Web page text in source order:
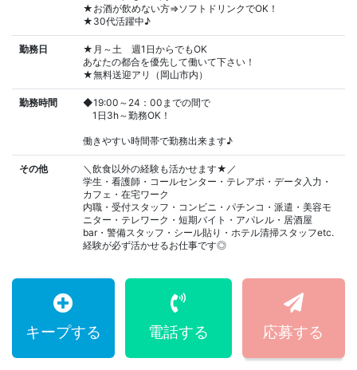
★お酒が飲めない方⇒ソフトドリンクでOK！
★30代活躍中♪
勤務日
★月～土 週1日からでもOK
あなたの都合を優先して働いて下さい！
★無料送迎アリ（岡山市内）
勤務時間
◆19:00～24：00までの間で
1日3h～勤務OK！
働きやすい時間帯で勤務出来ます♪
その他
＼飲食以外の経験も活かせます★／
学生・看護師・コールセンター・テレアポ・データ入力・
カフェ・在宅ワーク
内職・受付スタッフ・コンビニ・パチンコ・派遣・美容モ
ニター・テレワーク・短期バイト・アパレル・居酒屋
bar・警備スタッフ・シール貼り・ホテル清掃スタッフetc.
経験が必ず活かせるお仕事です◎
キープする 電話する 応募する